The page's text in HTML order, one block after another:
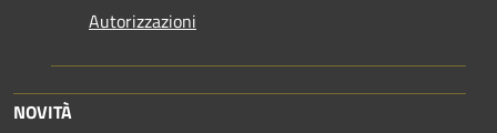
Autorizzazioni
NOVITÀ